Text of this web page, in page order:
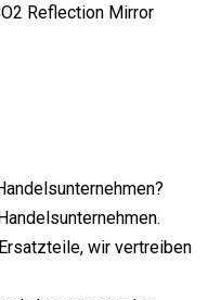
wir vertreiben